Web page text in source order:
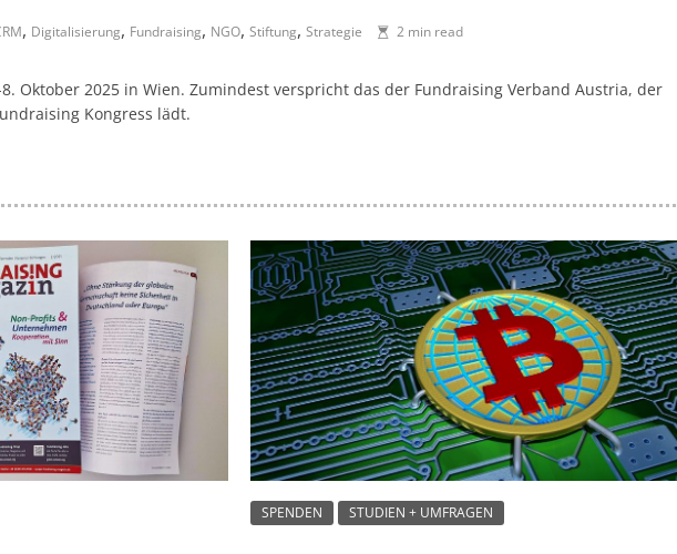
-
a
r
i
n
g
|
S
p
e
n
, Digitalisierung, Fundraising, NGO, Stiftung, Strategie 2 min read
Oktober 2025 in Wien. Zumindest verspricht das der Fundraising Verband Austria, der
Kongress lädt.
SPENDEN STUDIEN + UMFRAGEN